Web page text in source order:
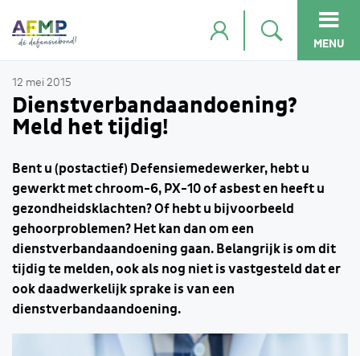
MENU
12 mei 2015
Dienstverbandaandoening?
Meld het tijdig!
Bent u (postactief) Defensiemedewerker, hebt u
gewerkt met chroom-6, PX-10 of asbest en heeft u
gezondheidsklachten? Of hebt u bijvoorbeeld
gehoorproblemen? Het kan dan om een
dienstverbandaandoening gaan. Belangrijk is om dit
tijdig te melden, ook als nog niet is vastgesteld dat er
ook daadwerkelijk sprake is van een
dienstverbandaandoening.